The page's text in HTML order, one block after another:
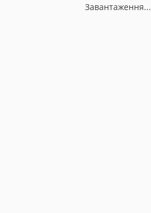
Завантаження...